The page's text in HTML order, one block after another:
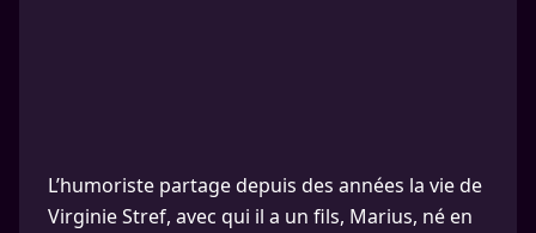
L’humoriste partage depuis des années la vie de
Virginie Stref, avec qui il a un fils, Marius, né en